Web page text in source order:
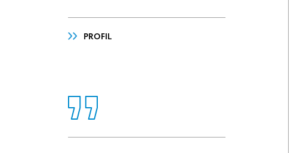
PROFIL